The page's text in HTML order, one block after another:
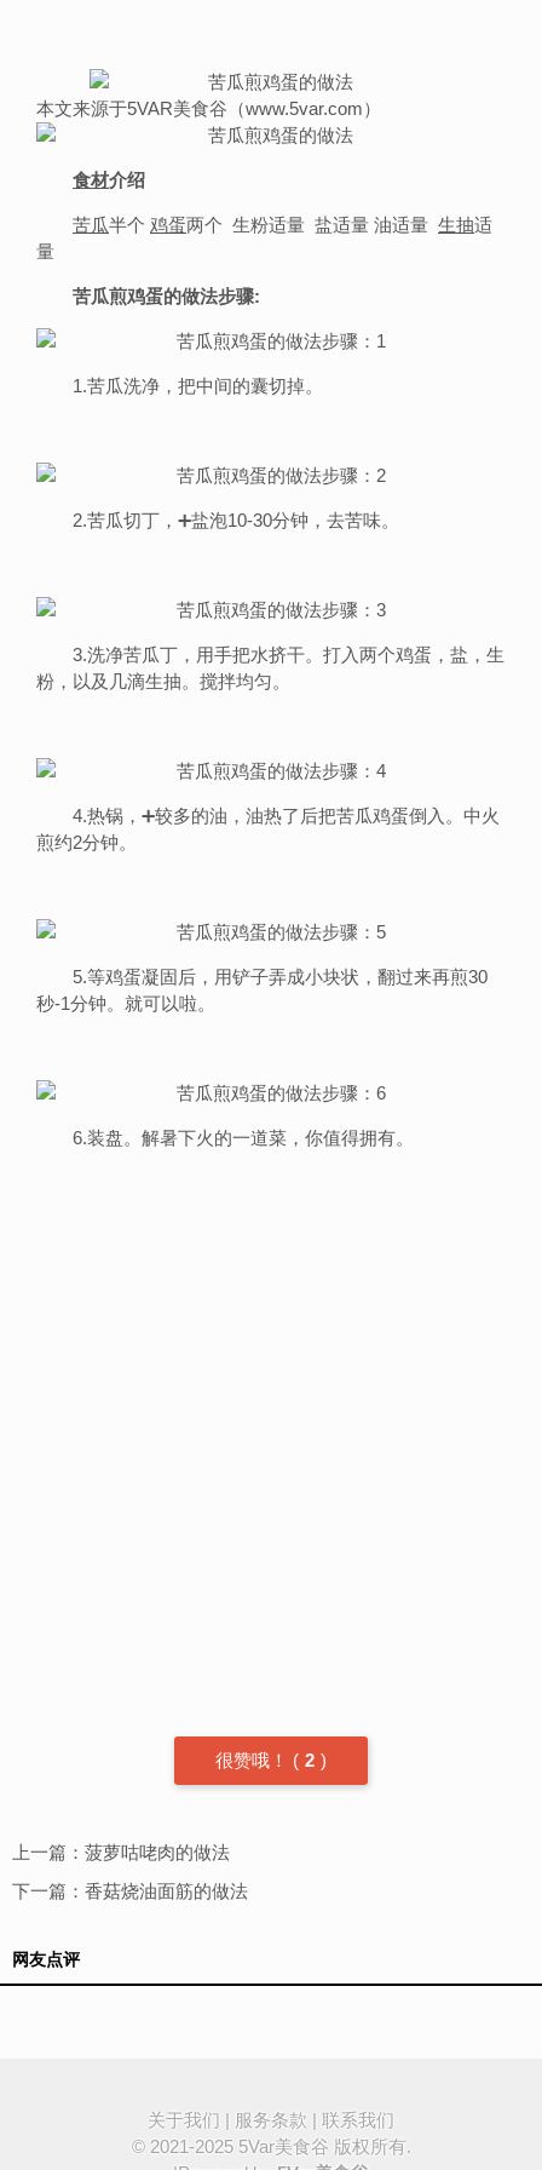
本文来源于5VAR美食谷（www.5var.com）
食材介绍
苦瓜半个 鸡蛋两个 生粉适量 盐适量 油适量 生抽适
量
苦瓜煎鸡蛋的做法步骤:
1.苦瓜洗净，把中间的囊切掉。
2.苦瓜切丁，➕盐泡10-30分钟，去苦味。
3.洗净苦瓜丁，用手把水挤干。打入两个鸡蛋，盐，生
粉，以及几滴生抽。搅拌均匀。
4.热锅，➕较多的油，油热了后把苦瓜鸡蛋倒入。中火
煎约2分钟。
5.等鸡蛋凝固后，用铲子弄成小块状，翻过来再煎30
秒-1分钟。就可以啦。
6.装盘。解暑下火的一道菜，你值得拥有。
很赞哦！ ( 2 )
上一篇： 菠萝咕咾肉的做法
下一篇： 香菇烧油面筋的做法
网友点评
关于我们 | 服务条款 | 联系我们
© 2021-2025 5Var美食谷 版权所有.